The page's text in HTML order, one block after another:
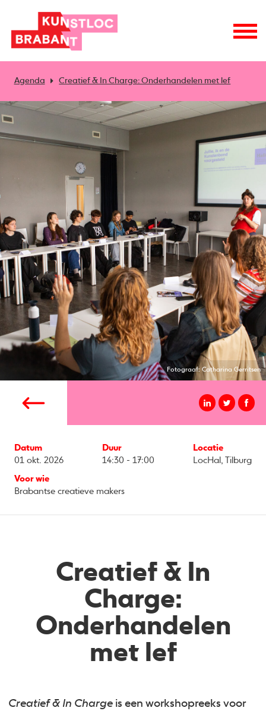
Agenda Creatief & In Charge: Onderhandelen met lef
Fotograaf: Catharina Gerritsen
Datum
01 okt. 2026
Duur
14:30 - 17:00
Locatie
LocHal, Tilburg
Voor wie
Brabantse creatieve makers
Creatief & In
Charge:
Onderhandelen
met lef
Creatief & In Charge is een workshopreeks voor